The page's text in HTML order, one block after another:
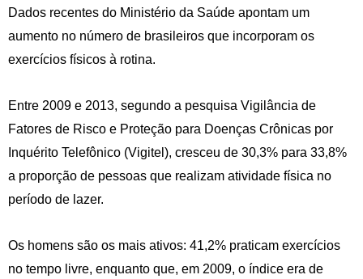
Dados recentes do Ministério da Saúde apontam um
aumento no número de brasileiros que incorporam os
exercícios físicos à rotina.
Entre 2009 e 2013, segundo a pesquisa Vigilância de
Fatores de Risco e Proteção para Doenças Crônicas por
Inquérito Telefônico (Vigitel), cresceu de 30,3% para 33,8%
a proporção de pessoas que realizam atividade física no
período de lazer.
Os homens são os mais ativos: 41,2% praticam exercícios
no tempo livre, enquanto que, em 2009, o índice era de